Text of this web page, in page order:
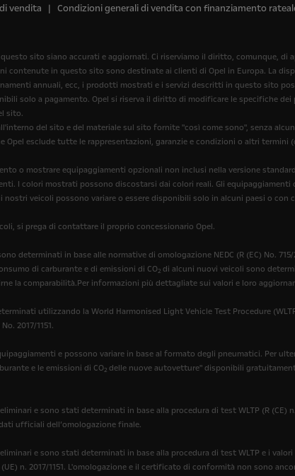
vendita Condizioni generali di vendita con finanziamento
sito siano accurati e aggiornati. Ci riserviamo il diritto, comunque, di
contenute in questo sito sono destinate ai clienti di Opel in Europa. La
annuali, ecc, i prodotti mostrati e i servizi descritti in questo sito
solo a pagamento. Opel si riserva il diritto di modificare le specifiche
sito.
del sito e del materiale sul sito fornite "così come sono", senza
esclude tutte le rappresentazioni, garanzie e condizioni o altri termini
o mostrare equipaggiamenti opzionali non inclusi nella versione
I colori mostrati possono discostarsi dai colori reali. Gli
veicoli possono variare o essere disponibili solo in alcuni paesi o con
si prega di contattare il proprio concessionario Opel.
determinati in base alle normative di omologazione NEDC (R (EC) No.
di carburante e di emissioni di CO2 di alcuni nuovi veicoli sono
la comparabilità.Per informazioni più dettagliate sui valori e loro
utilizzando la World Harmonised Light Vehicle Test Procedure
2017/1151.
e possono variare in base al formato degli pneumatici. Per
e le emissioni di CO2 delle nuove autovetture" disponibili
e sono stati determinati in base alla procedura di test WLTP (R (CE)
ufficiali dell’omologazione finale.
e sono stati determinati in base alla procedura di test WLTP e i
(UE) n. 2017/1151. L'omologazione e il certificato di conformità non sono